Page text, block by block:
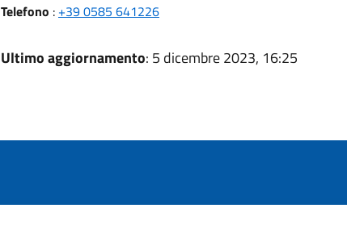
Telefono : +39 0585 641226
Ultimo aggiornamento: 5 dicembre 2023, 16:25